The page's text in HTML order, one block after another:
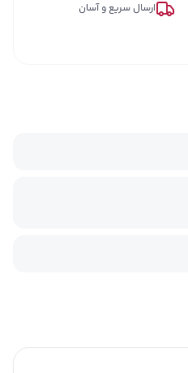
ارسال سریع و آسان